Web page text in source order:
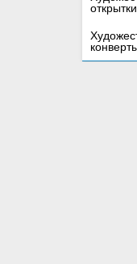
открытки